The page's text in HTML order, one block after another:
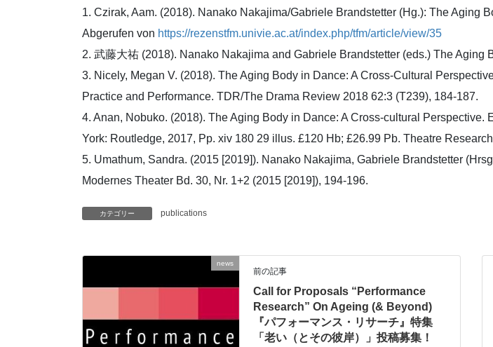
1. Czirak, Aam. (2018). Nanako Nakajima/Gabriele Brandstetter (Hg.): The Aging
Abgerufen von https://rezenstfm.univie.ac.at/index.php/tfm/article/view/35
2. 武藤大祐 (2018). Nanako Nakajima and Gabriele Brandstetter (eds.) The
3. Nicely, Megan V. (2018). The Aging Body in Dance: A Cross-Cultural
Practice and Performance. TDR/The Drama Review 2018 62:3 (T239), 184-187.
4. Anan, Nobuko. (2018). The Aging Body in Dance: A Cross-cultural
York: Routledge, 2017, Pp. xiv 180 29 illus. £120 Hb; £26.99 Pb. Theatre
5. Umathum, Sandra. (2015 [2019]). Nanako Nakajima, Gabriele Brandstetter
Modernes Theater Bd. 30, Nr. 1+2 (2015 [2019]), 194-196.
カテゴリー publications
news
前の記事
Call for Proposals “Performance
Research” On Ageing (& Beyond)
『パフォーマンス・リサーチ』特集
「老い（とその彼岸）」投稿募集！